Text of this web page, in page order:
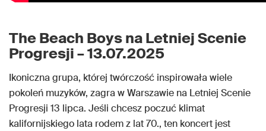
The Beach Boys na Letniej Scenie
Progresji – 13.07.2025
Ikoniczna grupa, której twórczość inspirowała wiele
pokoleń muzyków, zagra w Warszawie na Letniej Scenie
Progresji 13 lipca. Jeśli chcesz poczuć klimat
kalifornijskiego lata rodem z lat 70., ten koncert jest